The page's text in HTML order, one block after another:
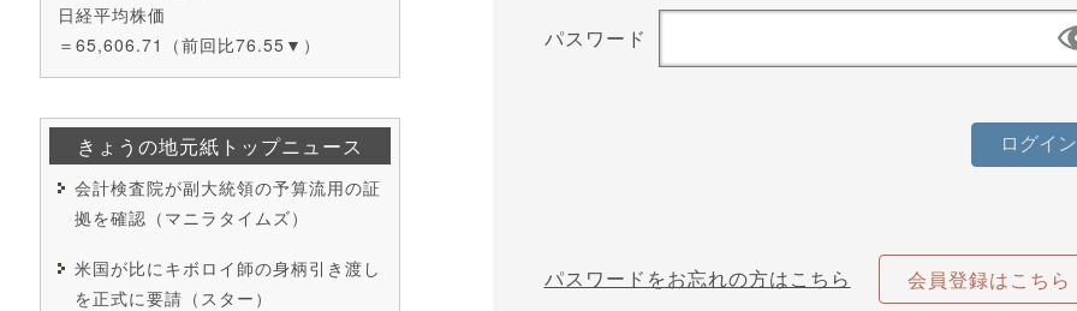
日経平均株価
＝65,606.71（前回比76.55▼）
きょうの地元紙トップニュース
会計検査院が副大統領の予算流用の証
拠を確認（マニラタイムズ）
米国が比にキボロイ師の身柄引き渡し
を正式に要請（スター）
パスワード
パスワードをお忘れの方はこちら 会員登録はこちら